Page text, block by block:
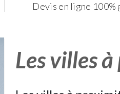
Devis en ligne
Les villes